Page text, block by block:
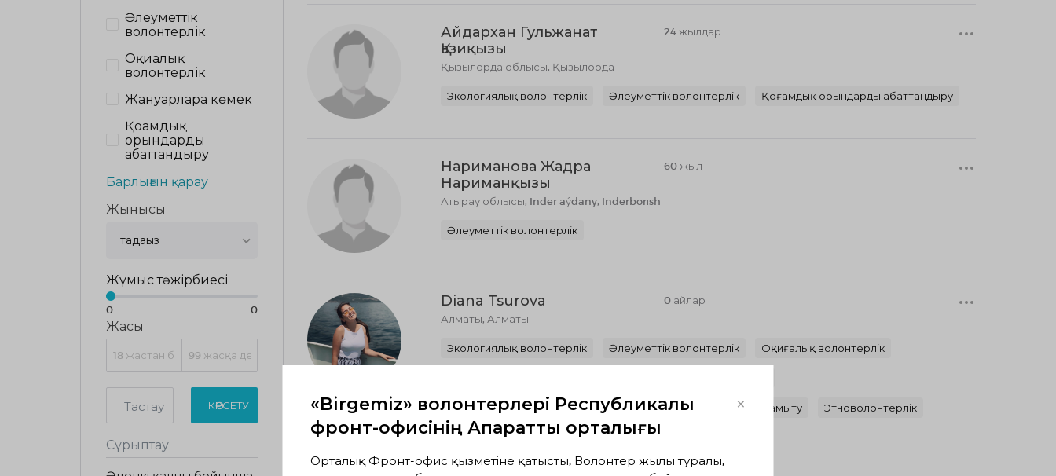
Әлеуметтік
волонтерлік
Оқиғалық
волонтерлік
Жануарларға көмек
Қоғамдық
орындарды
абаттандыру
Барлығын қарау
Жынысы
таңдаңыз
Жұмыс тәжірбиесі
0 0
Жасы
Тастау КӨРСЕТУ
Сұрыптау
Айдархан Гульжанат
Қазиқызы
Қызылорда облысы, Қызылорда
24 жылдар
Экологиялық волонтерлік Әлеуметтік волонтерлік Қоғамдық орындарды абаттандыру
Нариманова Жадра
Нариманқызы
Атырау облысы, Inder aýdany, Inderborısh
60 жыл
Әлеуметтік волонтерлік
Diana Tsurova
Алматы, Алматы
0 айлар
Экологиялық волонтерлік Әлеуметтік волонтерлік Оқиғалық волонтерлік
Спорт және салауатты өмір салты Азаматтық қоғамды дамыту Этноволонтерлік
Іздестіру-құтқару волонтерлік қызметі
«Birgemiz» волонтерлері Республикалық
фронт-офисінің Ақпараттық орталығы
×
Орталық Фронт-офис қызметіне қатысты, Волонтер жылы туралы,